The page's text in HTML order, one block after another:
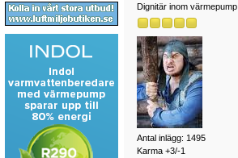
Dignitär inom värmepump
Antal inlägg: 1495
Karma +3/-1